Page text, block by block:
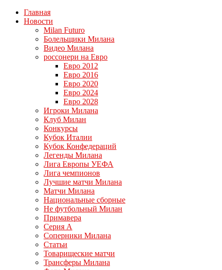
Главная
Новости
Milan Futuro
Болельщики Милана
Видео Милана
россонери на Евро
Евро 2012
Евро 2016
Евро 2020
Евро 2024
Евро 2028
Игроки Милана
Клуб Милан
Конкурсы
Кубок Италии
Кубок Конфедераций
Легенды Милана
Лига Европы УЕФА
Лига чемпионов
Лучшие матчи Милана
Матчи Милана
Национальные сборные
Не футбольный Милан
Примавера
Серия А
Соперники Милана
Статьи
Товарищеские матчи
Трансферы Милана